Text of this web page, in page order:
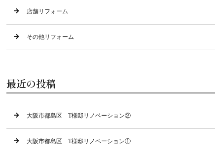
店舗リフォーム
その他リフォーム
最近の投稿
大阪市都島区 T様邸リノベーション②
大阪市都島区 T様邸リノベーション①